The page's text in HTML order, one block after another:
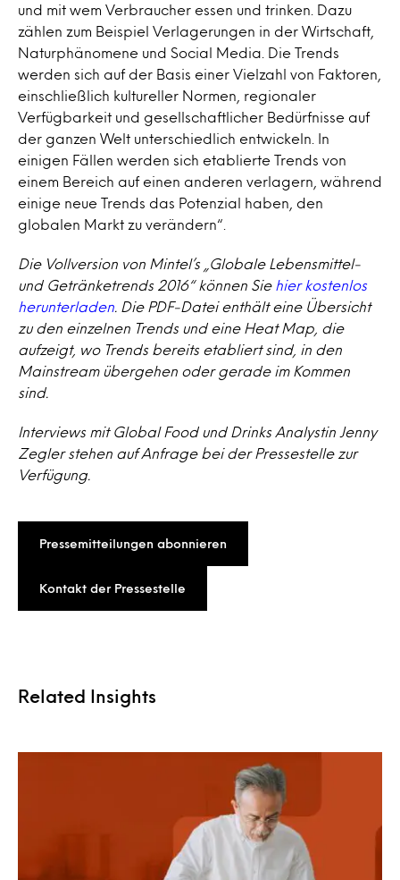
und mit wem Verbraucher essen und trinken. Dazu
zählen zum Beispiel Verlagerungen in der Wirtschaft,
Naturphänomene und Social Media. Die Trends
werden sich auf der Basis einer Vielzahl von Faktoren,
einschließlich kultureller Normen, regionaler
Verfügbarkeit und gesellschaftlicher Bedürfnisse auf
der ganzen Welt unterschiedlich entwickeln. In
einigen Fällen werden sich etablierte Trends von
einem Bereich auf einen anderen verlagern, während
einige neue Trends das Potenzial haben, den
globalen Markt zu verändern“.
Die Vollversion von Mintel’s „Globale Lebensmittel-
und Getränketrends 2016“ können Sie hier kostenlos
herunterladen . Die PDF-Datei enthält eine Übersicht
zu den einzelnen Trends und eine Heat Map, die
aufzeigt, wo Trends bereits etabliert sind, in den
Mainstream übergehen oder gerade im Kommen
sind.
Interviews mit Global Food und Drinks Analystin Jenny
Zegler stehen auf Anfrage bei der Pressestelle zur
Verfügung.
Pressemitteilungen abonnieren
Kontakt der Pressestelle
Related Insights